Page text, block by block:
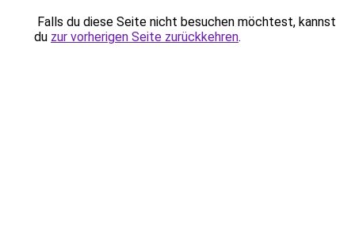
Falls du diese Seite nicht besuchen möchtest, kannst
du zur vorherigen Seite zurückkehren.